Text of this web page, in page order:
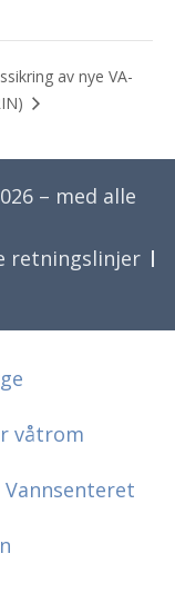
av nye VA-
– med alle
retningslinjer